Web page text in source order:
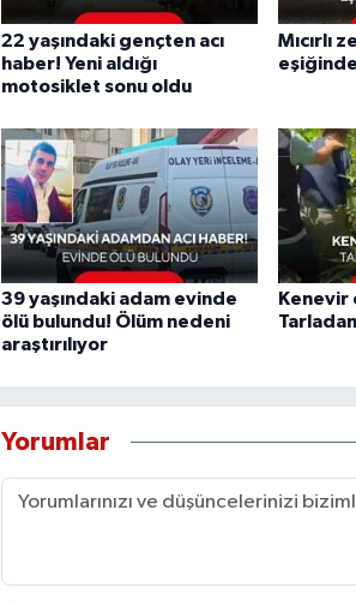
22 yaşındaki gençten acı
haber! Yeni aldığı
motosiklet sonu oldu
Mıcırlı
39 yaşındaki adam evinde
ölü bulundu! Ölüm nedeni
araştırılıyor
Kenevir
Yorumlar